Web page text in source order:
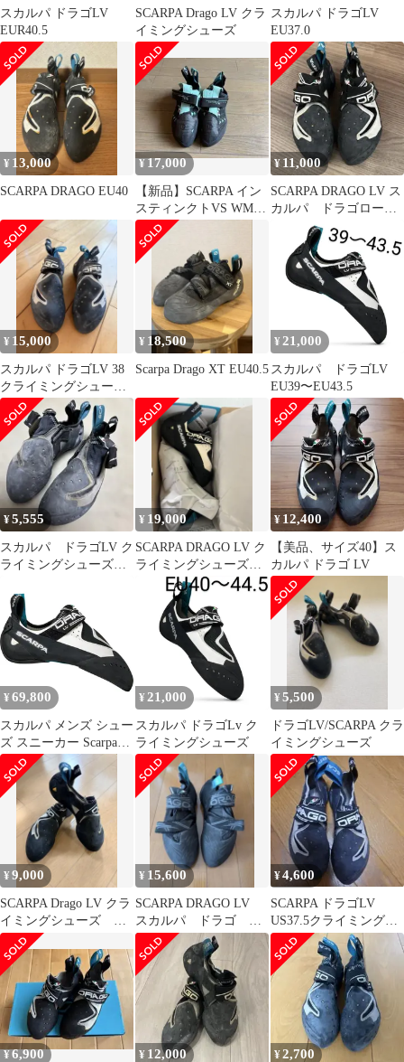
スカルパ ドラゴLV
EUR40.5
SCARPA Drago LV クラ
イミングシューズ
スカルパ ドラゴLV
EU37.0
¥ 13,000
SCARPA DRAGO EU40
¥17,000
【新品】SCARPA イン
スティンクトVS WMN
#37.5
¥ 11,000
SCARPA DRAGO LV ス
カルパ ドラゴローボ
リューム サイズeu37
¥ 15,000
スカルパ ドラゴLV 38
クライミングシューズ
SCARPA DRAGO LV
¥ 18,500
Scarpa Drago XT EU40.5
¥ 21,000
スカルパ ドラゴLV
EU39〜EU43.5
¥5,555
スカルパ ドラゴLV ク
ライミングシューズ
¥ 19,000
SCARPA DRAGO LV ク
ライミングシューズ
¥ 12,400
【美品、サイズ40】ス
カルパ ドラゴ LV
¥ 69,800
スカルパ メンズ シュー
ズ スニーカー Scarpa
Drago LV Climbing Shoe
White ホワイト
¥ 21,000
スカルパ ドラゴLv ク
ライミングシューズ
¥5,500
ドラゴLV/SCARPA クラ
イミングシューズ
¥9,000
SCARPA Drago LV クラ
イミングシューズ
EU42
¥ 15,600
SCARPA DRAGO LV
スカルパ ドラゴ
EU40 クライミングシ
ューズ
¥4,600
SCARPA ドラゴLV
US37.5クライミング
ボルダリング シュー
ズ
¥6,900 ¥ 12,000 ¥2,700